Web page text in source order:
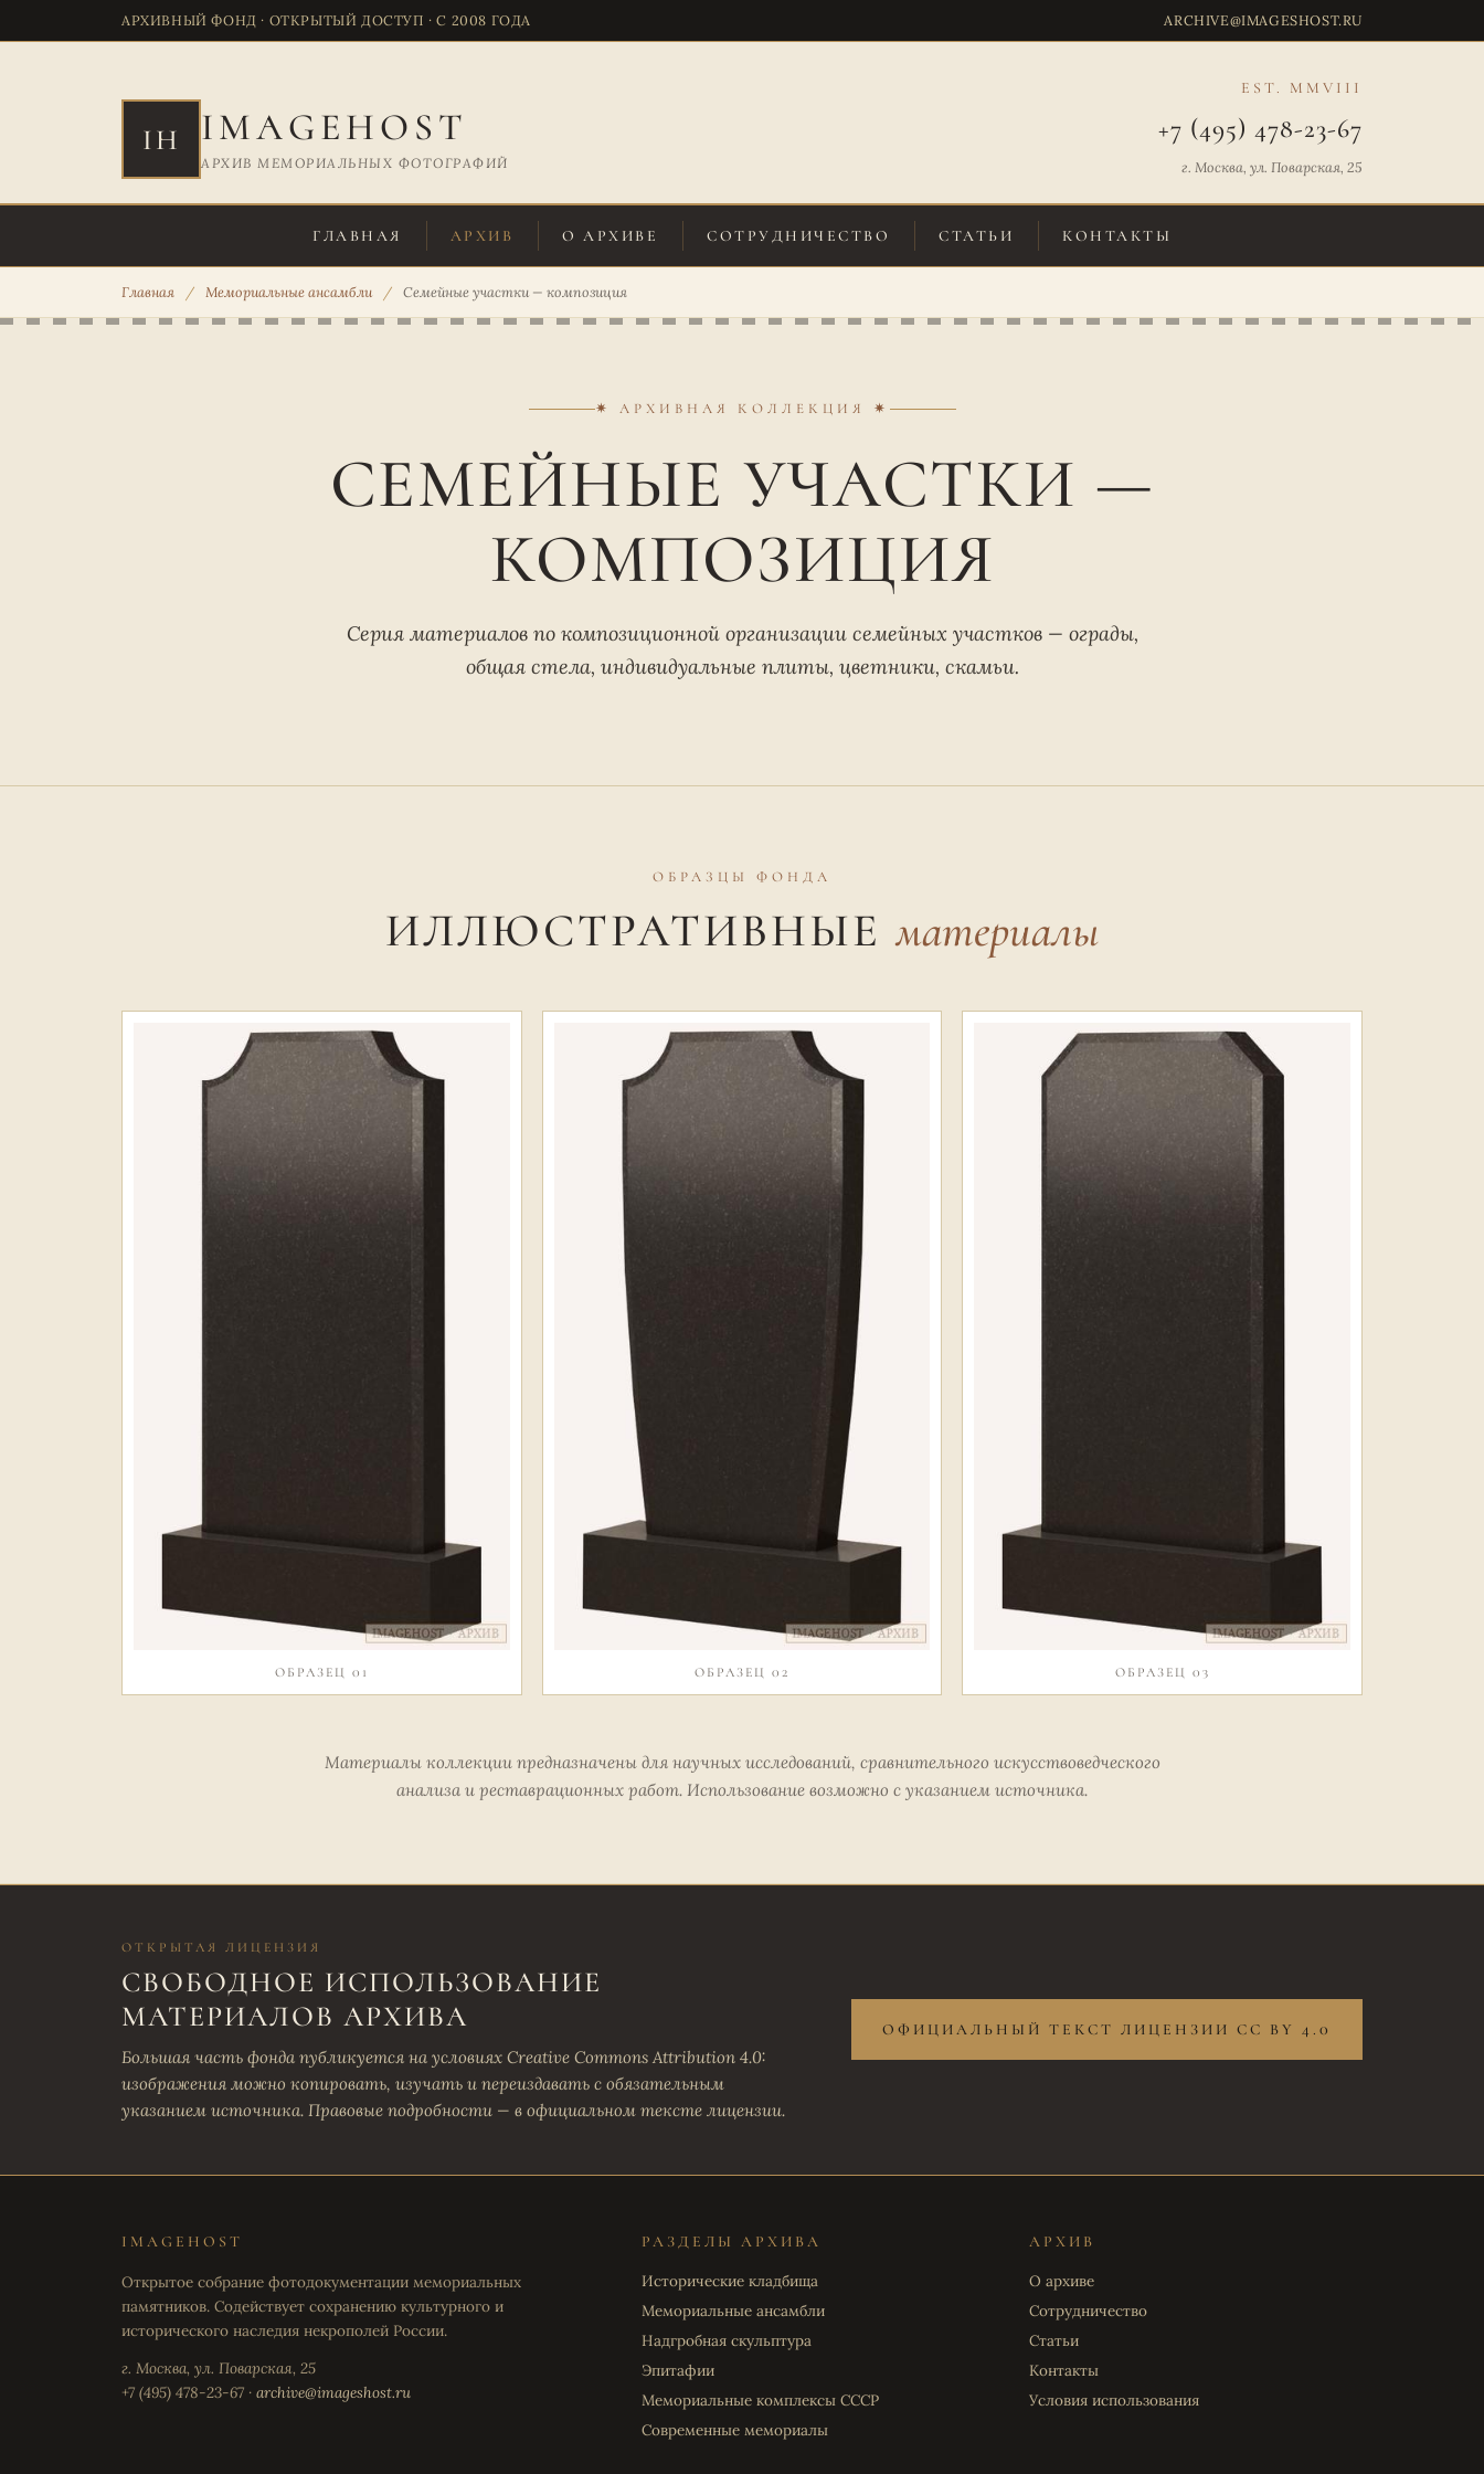
АРХИВНЫЙ ФОНД · ОТКРЫТЫЙ ДОСТУП · С 2008 ГОДА ARCHIVE@IMAGESHOST.RU
IH IMAGEHOST
АРХИВ МЕМОРИАЛЬНЫХ ФОТОГРАФИЙ
EST. MMVIII
+7 (495) 478-23-67
г. Москва, ул. Поварская, 25
ГЛАВНАЯ АРХИВ О АРХИВЕ СОТРУДНИЧЕСТВО СТАТЬИ КОНТАКТЫ
Главная / Мемориальные ансамбли / Семейные участки — композиция
✷ АРХИВНАЯ КОЛЛЕКЦИЯ ✷
СЕМЕЙНЫЕ УЧАСТКИ —
КОМПОЗИЦИЯ
Серия материалов по композиционной организации семейных участков — ограды,
общая стела, индивидуальные плиты, цветники, скамьи.
ОБРАЗЦЫ ФОНДА
ИЛЛЮСТРАТИВНЫЕматериалы
ОБРАЗЕЦ 01 ОБРАЗЕЦ 02 ОБРАЗЕЦ 03
Материалы коллекции предназначены для научных исследований, сравнительного искусствоведческого
анализа и реставрационных работ. Использование возможно с указанием источника.
ОТКРЫТАЯ ЛИЦЕНЗИЯ
СВОБОДНОЕ ИСПОЛЬЗОВАНИЕ
МАТЕРИАЛОВ АРХИВА
Большая часть фонда публикуется на условиях Creative Commons Attribution 4.0:
изображения можно копировать, изучать и переиздавать с обязательным
указанием источника. Правовые подробности — в официальном тексте лицензии.
ОФИЦИАЛЬНЫЙ ТЕКСТ ЛИЦЕНЗИИ CC BY 4.0
IMAGEHOST
Открытое собрание фотодокументации мемориальных
памятников. Содействует сохранению культурного и
исторического наследия некрополей России.
г. Москва, ул. Поварская, 25
+7 (495) 478-23-67 · archive@imageshost.ru
РАЗДЕЛЫ АРХИВА
Исторические кладбища
Мемориальные ансамбли
Надгробная скульптура
Эпитафии
Мемориальные комплексы СССР
Современные мемориалы
АРХИВ
О архиве
Сотрудничество
Статьи
Контакты
Условия использования